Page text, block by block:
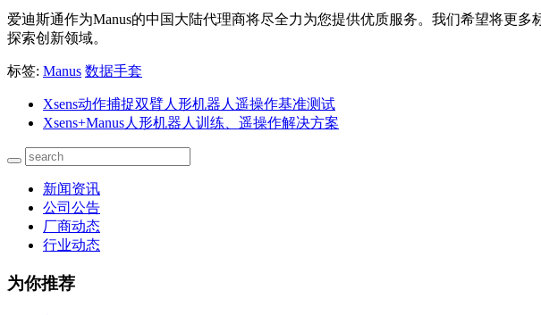
爱迪斯通作为Manus的中国大陆代理商将尽全力为您提供优质服务。我们希望将更
探索创新领域。
标签: Manus 数据手套
Xsens动作捕捉双臂人形机器人遥操作基准测试
Xsens+Manus人形机器人训练、遥操作解决方案
新闻资讯
公司公告
厂商动态
行业动态
为你推荐